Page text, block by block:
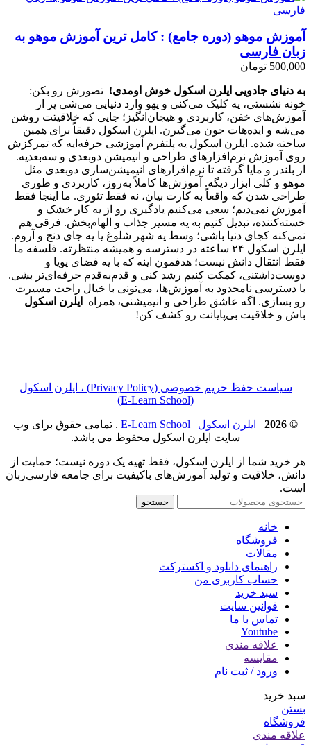
آموزش موهو (دوره جامع) : کامل ترین آموزش موهو به
زبان فارسی
500,000 تومان
به دنیای جادویی ایلرن اسکول خوش اومدی! تصورش رو بکن:
خونه نشستی، یه کلیک می‌کنی و یهو وارد دنیایی می‌شی پر از
آموزش‌های خفن، کاربردی و هیجان‌انگیز؛ جایی که خلاقیتت روشن
می‌شه و ایده‌هات جون می‌گیرن. ایلرن اسکول دقیقاً برای همین
ساخته شده. ایلرن اسکول یه پلتفرم آموزشی حرفه‌ایه که تمرکزش
روی آموزش نرم‌افزارهای طراحی و انیمیشن دو‌بعدی و سه‌بعدیه.
از بلندر و مایا گرفته تا نرم‌افزارهای انیمیشن‌سازی دوبعدی مثل
موهو و کلی ابزار دیگه. آموزش‌ها کاملاً به‌روز، کاربردی و طوری
طراحی شدن که واقعاً به کارت بیان، نه فقط تئوری. ما اینجا فقط
آموزش نمی‌دیم؛ سعی می‌کنیم یادگیری رو از یه کار خشک و
خسته‌کننده، تبدیل کنیم به یه مسیر جذاب و الهام‌بخش. فرقی هم
نمی‌کنه کجای دنیا باشی؛ وسط یه شهر شلوغ یا یه جای دنج و آروم.
ایلرن اسکول ۲۴ ساعته در دسترسه و همیشه منتظرته. فلسفه ما
فقط انتقال دانش نیست؛ هدفمون اینه که با یه فضای پویا و
دوست‌داشتنی، کمکت کنیم رشد کنی و قدم‌به‌قدم حرفه‌ای‌تر بشی.
با دسترسی نامحدود به آموزش‌ها، می‌تونی با خیال راحت مسیرت
رو بسازی. اگه عاشق طراحی و انیمیشنی، همراه
ایلرن اسکول
باش و خلاقیت بی‌پایانت رو کشف کن!
سیاست حفظ حریم خصوصی (Privacy Policy) ، ایلرن اسکول
(E‑Learn School)
© 2026 ایلرن اسکول | E-Learn School
. تمامی حقوق برای وب
سایت ایلرن اسکول محفوظ می باشد.
هر خرید شما از ایلرن اسکول، فقط تهیه یک دوره نیست؛ حمایت از
دانش، خلاقیت و تولید آموزش‌های باکیفیت برای جامعه فارسی‌زبان
است.
جستجو
خانه
فروشگاه
مقالات
راهنمای دانلود و اکسترکت
حساب کاربری من
سبد خرید
قوانین سایت
تماس با ما
Youtube
علاقه مندی
مقایسه
ورود / ثبت نام
سبد خرید
بستن
فروشگاه
علاقه مندی